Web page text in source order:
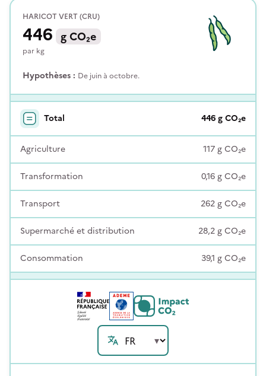
HARICOT VERT (CRU)
446 gCO₂e
par kg
Hypothèses : De juin à octobre.
Total 446gCO₂e
Agriculture 117gCO₂e
Transformation 0,16gCO₂e
Transport 262gCO₂e
Supermarché et distribution 28,2gCO₂e
Consommation 39,1 gCO₂e